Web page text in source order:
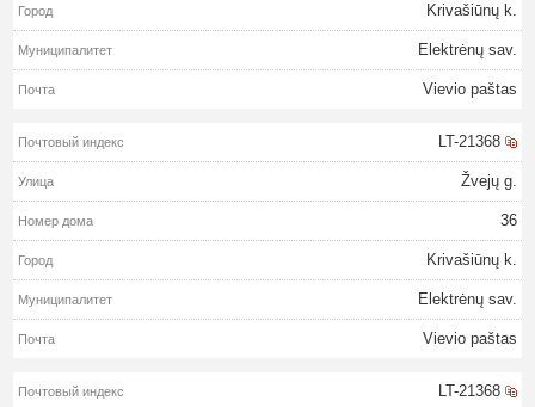
Krivašiūnų k.
Elektrėnų sav.
Vievio paštas
LT-21368
Žvejų g.
36
Krivašiūnų k.
Elektrėnų sav.
Vievio paštas
LT-21368